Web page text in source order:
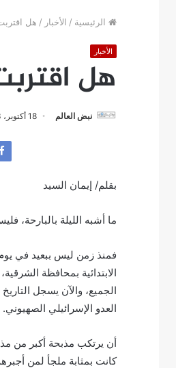
الرئيسية / الأخبار / هل
الأخبار
هل
نبض العالم 18 أكتوبر، 2023
بقلم/ إيمان السيد
ما أشبه الليلة بالبارحة،
الابتدائية بمحافظة
العدو الإسرائيلي الصهيوني.
أن يرتكب مذبحة أكبر من
كانت بمثابة ملجأ لمن